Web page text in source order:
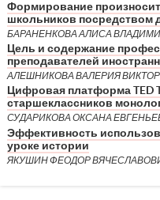
Формирование
школьников посредством
БАРАНЕНКОВА АЛИСА
Цель и содержание
преподавателей
АЛЕШНИКОВА ВАЛЕРИЯ
Цифровая платформа TED
старшеклассников
СУДАРИКОВА ОКСАНА
Эффективность
уроке истории
ЯКУШИН ФЕОДОР